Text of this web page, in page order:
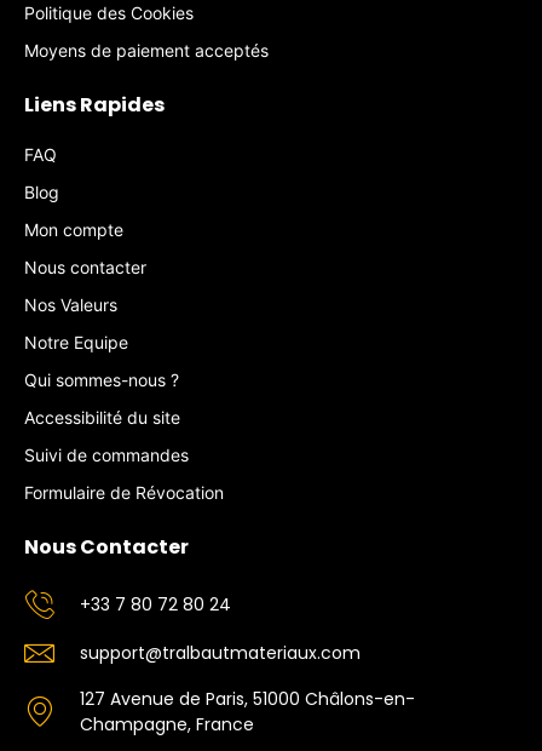
Politique des Cookies
Moyens de paiement acceptés
Liens Rapides
FAQ
Blog
Mon compte
Nous contacter
Nos Valeurs
Notre Equipe
Qui sommes-nous ?
Accessibilité du site
Suivi de commandes
Formulaire de Révocation
Nous Contacter
+33 7 80 72 80 24
support@tralbautmateriaux.com
127 Avenue de Paris, 51000 Châlons-en-
Champagne, France